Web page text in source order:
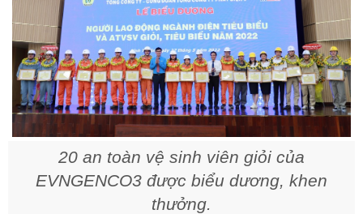
20 an toàn vệ sinh viên giỏi của
EVNGENCO3 được biểu dương, khen
thưởng.